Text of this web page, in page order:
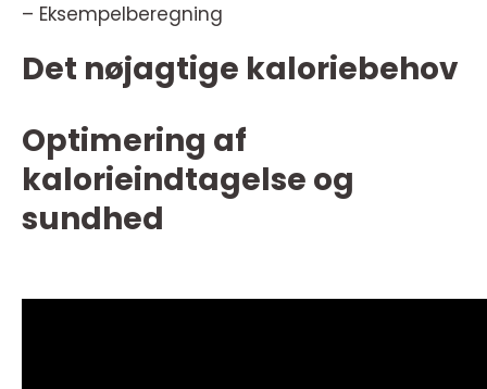
– Eksempelberegning
Det nøjagtige kaloriebehov
Optimering af
kalorieindtagelse og
sundhed